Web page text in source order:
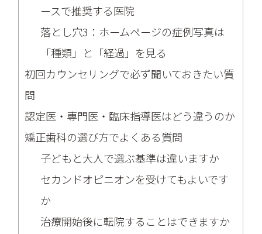
ースで推奨する医院
落とし穴3：ホームページの症例写真は
「種類」と「経過」を見る
初回カウンセリングで必ず聞いておきたい質
問
認定医・専門医・臨床指導医はどう違うのか
矯正歯科の選び方でよくある質問
子どもと大人で選ぶ基準は違いますか
セカンドオピニオンを受けてもよいです
か
治療開始後に転院することはできますか